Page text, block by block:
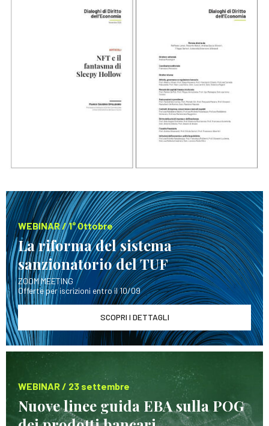
WEBINAR / 1° Ottobre
La riforma del sistema
sanzionatorio del TUF
ZOOM MEETING
Offerte per iscrizioni entro il 10/09
SCOPRI I DETTAGLI
WEBINAR / 23 settembre
Nuove linee guida EBA sulla POG